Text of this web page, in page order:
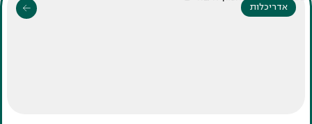
אדריכלות